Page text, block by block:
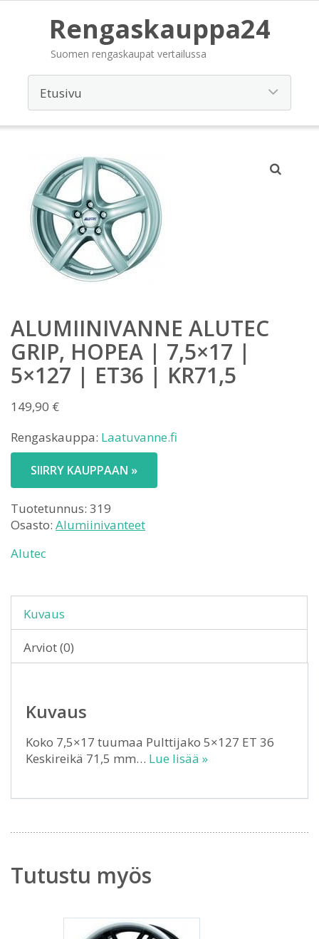
Rengaskauppa24
Suomen rengaskaupat vertailussa
ALUMIINIVANNE ALUTEC
GRIP, HOPEA | 7,5×17 |
5×127 | ET36 | KR71,5
149,90 €
Rengaskauppa: Laatuvanne.fi
SIIRRY KAUPPAAN »
Tuotetunnus: 319
Osasto: Alumiinivanteet
Alutec
Kuvaus
Arviot (0)
Kuvaus
Koko 7,5×17 tuumaa Pulttijako 5×127 ET 36
Keskireikä 71,5 mm… Lue lisää »
Tutustu myös